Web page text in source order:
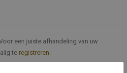
een juiste afhandeling van uw
te registreren.